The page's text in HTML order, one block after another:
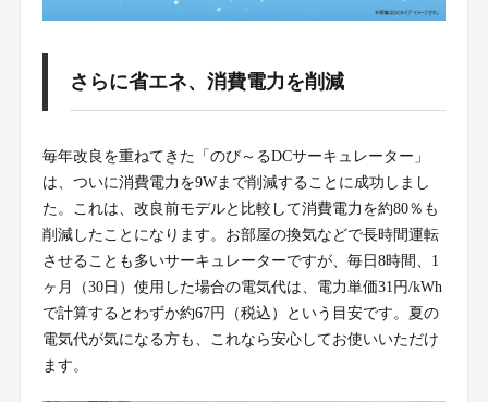
さらに省エネ、消費電力を削減
毎年改良を重ねてきた「のび～るDCサーキュレーター」
は、ついに消費電力を9Wまで削減することに成功しまし
た。これは、改良前モデルと比較して消費電力を約80％も
削減したことになります。お部屋の換気などで長時間運転
させることも多いサーキュレーターですが、毎日8時間、1
ヶ月（30日）使用した場合の電気代は、電力単価31円/kWh
で計算するとわずか約67円（税込）という目安です。夏の
電気代が気になる方も、これなら安心してお使いいただけ
ます。